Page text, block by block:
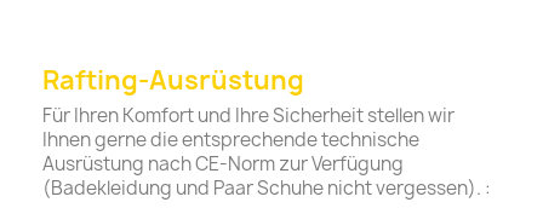
Rafting-Ausrüstung
Für Ihren Komfort und Ihre Sicherheit stellen wir
Ihnen gerne die entsprechende technische
Ausrüstung nach CE-Norm zur Verfügung
(Badekleidung und Paar Schuhe nicht vergessen). :